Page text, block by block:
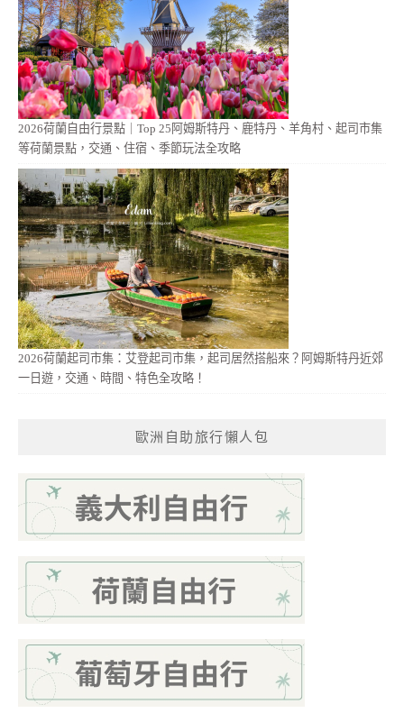
2026荷蘭自由行景點｜Top 25阿姆斯特丹、鹿特丹、羊角村、起司市集
等荷蘭景點，交通、住宿、季節玩法全攻略
2026荷蘭起司市集：艾登起司市集，起司居然搭船來？阿姆斯特丹近郊
一日遊，交通、時間、特色全攻略！
歐洲自助旅行懶人包